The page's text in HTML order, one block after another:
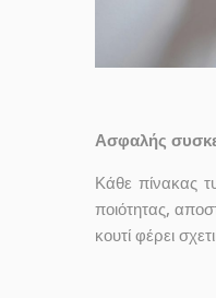
Ασφαλής
Κάθε πίνακας
ποιότητας,
κουτί φέρει